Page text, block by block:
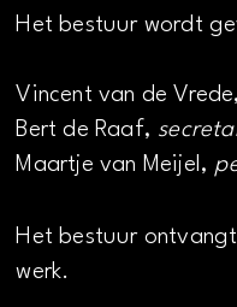
Het bestuur wordt
Vincent van de Vrede,
Bert de Raaf,
Maartje van Meijel,
Het bestuur
werk.